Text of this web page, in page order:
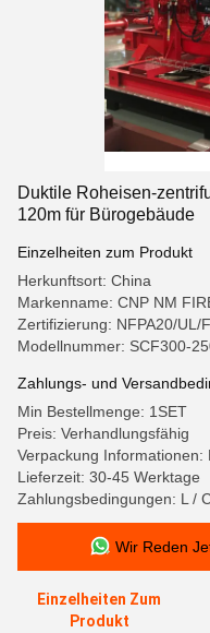
Duktile Roheisen-
120m für Bürogebäude
Einzelheiten zum Produkt
Herkunftsort: China
Markenname: CNP NM
Zertifizierung: NFPA20/UL/
Modellnummer: SCF300-
Zahlungs- und
Min Bestellmenge: 1SET
Preis: Verhandlungsfähig
Verpackung Informationen:
Lieferzeit: 30-45 Werktage
Zahlungsbedingungen: L /
Wir Reden
Einzelheiten Zum
Produkt